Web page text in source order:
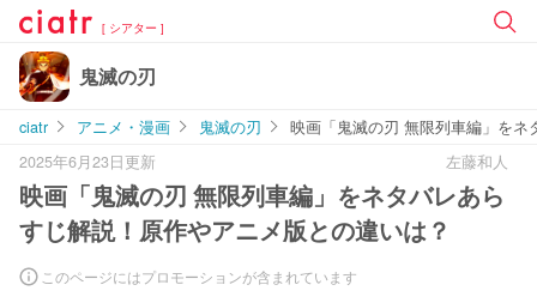
[ シアター ]
鬼滅の刃
ciatr アニメ・漫画 鬼滅の刃
映画「鬼滅の刃 無限列車編」を
2025年6月23日更新
左藤和人
映画「鬼滅の刃 無限列車編」をネタバレあら
すじ解説！原作やアニメ版との違いは？
このページにはプロモーションが含まれています